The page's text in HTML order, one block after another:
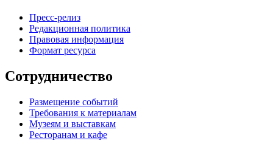
Пресс-релиз
Редакционная политика
Правовая информация
Формат ресурса
Сотрудничество
Размещение событий
Требования к материалам
Музеям и выставкам
Ресторанам и кафе